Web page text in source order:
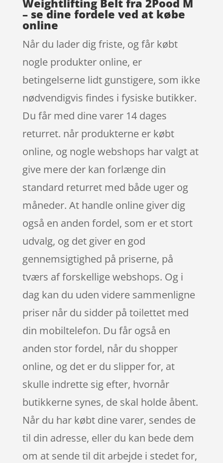
– se dine fordele ved at købe
online
Når du lader dig friste, og får købt
nogle produkter online, er
betingelserne lidt gunstigere, som ikke
nødvendigvis findes i fysiske butikker.
Du får med dine varer 14 dages
returret. når produkterne er købt
online, og nogle webshops har valgt at
give mere der kan forlænge din
standard returret med både uger og
måneder. At handle online giver dig
også en anden fordel, som er et stort
udvalg, og det giver en god
gennemsigtighed på priserne, på
tværs af forskellige webshops. Og i
dag kan du uden videre sammenligne
priser når du sidder på toilettet med
din mobiltelefon. Du får også en
anden stor fordel, når du shopper
online, og det er du slipper for, at
skulle indrette sig efter, hvornår
butikkerne synes, de skal holde åbent.
Når du har købt dine varer, sendes de
til din adresse, eller du kan bede dem
om at sende til dit arbejde i stedet for,